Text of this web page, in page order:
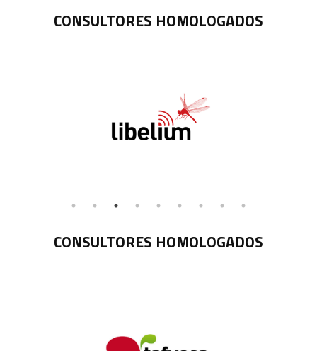
CONSULTORES HOMOLOGADOS
CONSULTORES HOMOLOGADOS